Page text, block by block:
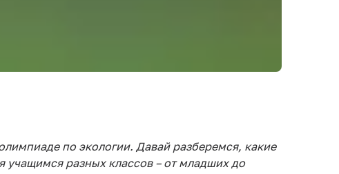
по экологии. Давай разберемся, какие
учащимся разных классов – от младших до